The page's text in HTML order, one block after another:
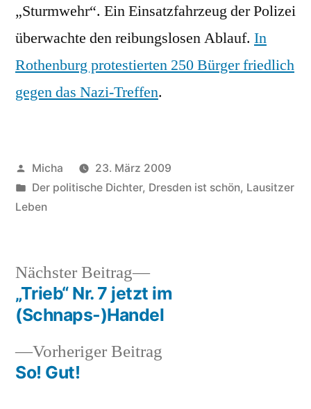
„Sturmwehr“. Ein Einsatzfahrzeug der Polizei
überwachte den reibungslosen Ablauf. In
Rothenburg protestierten 250 Bürger friedlich
gegen das Nazi-Treffen.
Veröffentlicht
von
Micha
23. März 2009
Veröffentlicht
unter
Der politische Dichter, Dresden ist schön, Lausitzer
Leben
Beitragsnavigation
Vorheriger Beitrag
So! Gut!
Nächster Beitrag
Nächster
Beitrag:
„Trieb“ Nr. 7 jetzt im
(Schnaps-)Handel